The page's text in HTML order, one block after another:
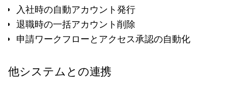
入社時の自動アカウント発行
退職時の一括アカウント削除
申請ワークフローとアクセス承認の自動化
他システムとの連携